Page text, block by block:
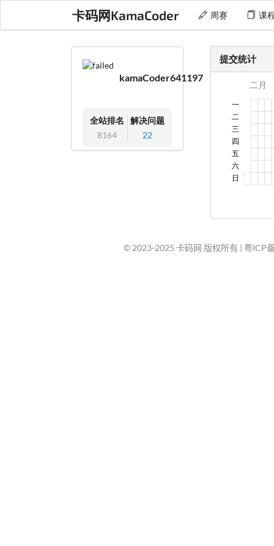
卡码网KamaCoder 周赛 课
kamaCoder641197
全站排名
8164
解决问题
22
提交统计
© 2023-2025 卡码网 版权所有 | 粤ICP